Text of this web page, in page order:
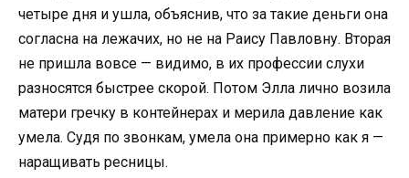
четыре дня и ушла, объяснив, что за такие деньги она
согласна на лежачих, но не на Раису Павловну. Вторая
не пришла вовсе — видимо, в их профессии слухи
разносятся быстрее скорой. Потом Элла лично возила
матери гречку в контейнерах и мерила давление как
умела. Судя по звонкам, умела она примерно как я —
наращивать ресницы.